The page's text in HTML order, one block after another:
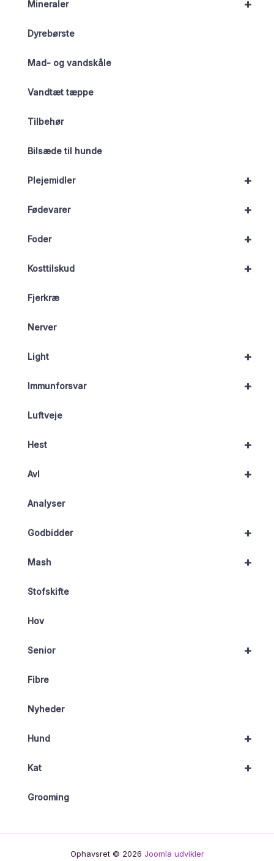
+
Mineraler
Dyrebørste
Mad- og vandskåle
Vandtæt tæppe
Tilbehør
Bilsæde til hunde
+
Plejemidler
+
Fødevarer
+
Foder
+
Kosttilskud
Fjerkræ
Nerver
+
Light
+
Immunforsvar
Luftveje
+
Hest
+
Avl
Analyser
+
Godbidder
+
Mash
Stofskifte
Hov
+
Senior
Fibre
Nyheder
+
Hund
+
Kat
Grooming
Ophavsret © 2026 Joomla udvikler